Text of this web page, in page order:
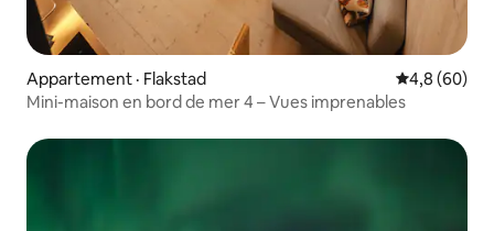
Appartement · Flakstad Note
4,8 (60)
Mini-maison en bord de mer 4 – Vues imprenables